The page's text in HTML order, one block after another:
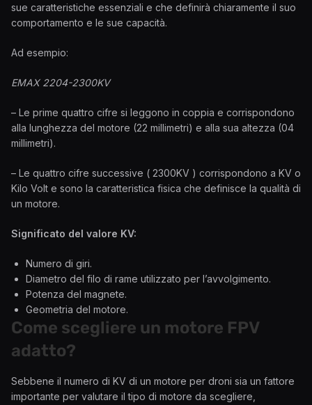
sue caratteristiche essenziali e che definirà chiaramente il suo
comportamento e le sue capacità.
Ad esempio:
EMAX 2204-2300KV
– Le prime quattro cifre si leggono in coppia e corrispondono
alla lunghezza del motore (22 millimetri) e alla sua altezza (04
millimetri).
– Le quattro cifre successive ( 2300KV ) corrispondono a KV o
Kilo Volt e sono la caratteristica fisica che definisce la qualità di
un motore.
Significato del valore KV:
Numero di giri.
Diametro del filo di rame utilizzato per l’avvolgimento.
Potenza del magnete.
Geometria del motore.
Come scegliere un motore FPV
adatto?
Sebbene il numero di KV di un motore per droni sia un fattore
importante per valutare il tipo di motore da scegliere,